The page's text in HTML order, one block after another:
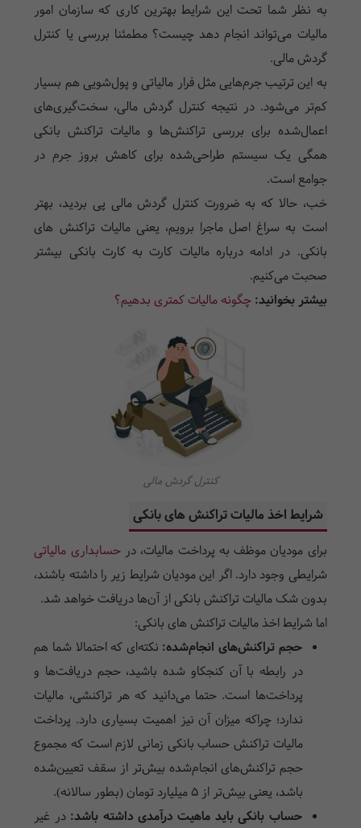
به نظر شما تحت این شرایط بهترین کار‌ی که سازمان امور
مالیات می‌تواند انجام دهد چیست؟ مطمئنا بررسی یا کنترل
گردش مالی.
به این ترتیب جرم‌ها‌یی مثل فرار مالیاتی و پول‌شویی هم بسیار
کم‌تر می‌شود. در نتیجه کنترل گردش مالی، سخت‌گیری‌ها‌ی
اعمال‌شده برای بررسی تراکنش‌ها و مالیات تراکنش بانکی
همگی یک سیستم طراحی‌شده برای کاهش بروز جرم در
جوامع است.
خب، حالا که به ضرورت کنترل گردش مالی پی بردید، بهتر
است به سراغ اصل ماجرا برویم، یعنی مالیات تراکنش ها‌ی
بانکی. در ادامه درباره مالیات کارت به کارت بانکی بیشتر
صحبت می‌کنیم.
بیشتر بخوانید: چگونه مالیات کمتری بدهیم؟
کنترل گردش مالی
شرایط اخذ مالیات تراکنش ها‌ی بانکی
برای مودیان موظف به پرداخت مالیات، درحسابداری مالیاتی
شرایطی وجود دارد. اگر این مودیان شرایط زیر را داشته باشند،
بدون شک مالیات تراکنش بانکی از آن‌ها دریافت خواهد شد.
اما شرایط اخذ مالیات تراکنش ها‌ی بانکی:
حجم تراکنش‌ها‌ی انجام‌شده: نکته‌ای که احتمالا شما هم
در رابطه با آن کنجکاو شده باشید، حجم دریافت‌ها و
پرداخت‌ها است. حتما می‌دانید که هر تراکنشی، مالیات
ندارد؛ چرا‌که میزان آن نیز اهمیت بسیار‌ی دارد. پرداخت
مالیات تراکنش حساب بانکی زمانی لازم است که مجموع
حجم تراکنش‌ها‌ی انجام‌شده بیش‌تر از سقف تعیین‌شده
باشد، یعنی بیش‌تر از 5 میلیارد تومان (بطور سالانه).
حساب بانکی باید ماهیت درآمد‌ی داشته باشد: در غیر